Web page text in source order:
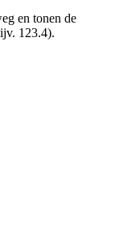
en tonen de
123.4).